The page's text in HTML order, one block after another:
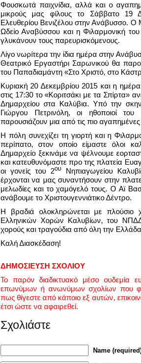
Φουσκωτά παιχνίδια, αλλά και ο
μικρούς μας φίλους το Σάββατο 19
Ελευθερίου Βενιζέλου στην Ανάβυσσο. Ο
Ωδείο Αναβύσσου και η Φιλαρμονική
γλυκάνουν τους παρευρισκόμενους.
Λίγο νωρίτερα την ίδια ημέρα στην
Θεατρικό Εργαστήρι Σαρωνικού θα
του Παπαδιαμάντη «Στο Χριστό, στο
Κυριακή 20 Δεκεμβρίου 2015 και η
στις 17:30 το «Κοριτσάκι με τα Σπίρτα»
Δημαρχείου στα Καλύβια. Υπό την
Γιώργου Πετρινόλη, οι ηθοποιοί
παρουσιάζουν μια από τις πιο
Η πόλη συνεχίζει τη γιορτή και η
περίπατο, στον οποίο είμαστε όλοι
Δημαρχείο ξεκινάμε να ψέλνουμε
και κατευθυνόμαστε προ της πλατεία
οι γονείς του 2ου
Νηπιαγωγείου
έρχονται να μας συναντήσουν στην
μελωδίες και το χαμόγελό τους. Ο Αϊ
ανάβουμε το Χριστουγεννιάτικο Δέντρο.
Η βραδιά ολοκληρώνεται με πλούσιο
Ελληνικών Χορών Καλυβίων, του ΝΠΔΔ
χορούς και τραγούδια από όλη την
Καλή Διασκέδαση!
ΔΗΜΟΣΙΕΥΣΗ ΣΧΟΛΙΟΥ
Το παρόν διαδικτυακό μέσο ουδεμία
επωνύμων ή ανωνύμων σχολίων που
πως θίγεστε από κάποιο εξ αυτών,
έτσι ώστε να αφαιρεθεί.
Σχολιάστε
Name